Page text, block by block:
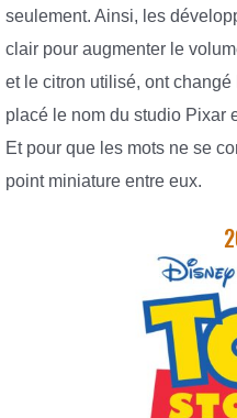
seulement. Ainsi, les
clair pour augmenter le
et le citron utilisé, ont
placé le nom du studio Pixar
Et pour que les mots ne se
point miniature entre eux.